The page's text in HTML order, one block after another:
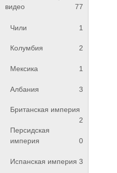
видео
77
Чили 1
Колумбия 2
Мексика 1
Албания 3
Британская империя
2
Персидская
империя
0
Испанская империя 3